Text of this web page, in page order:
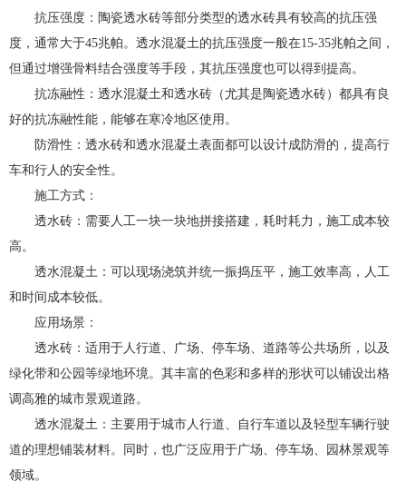
抗压强度：陶瓷透水砖等部分类型的透水砖具有较高的抗压强
度，通常大于45兆帕。透水混凝土的抗压强度一般在15-35兆帕之间，
但通过增强骨料结合强度等手段，其抗压强度也可以得到提高。
抗冻融性：透水混凝土和透水砖（尤其是陶瓷透水砖）都具有良
好的抗冻融性能，能够在寒冷地区使用。
防滑性：透水砖和透水混凝土表面都可以设计成防滑的，提高行
车和行人的安全性。
施工方式：
透水砖：需要人工一块一块地拼接搭建，耗时耗力，施工成本较
高。
透水混凝土：可以现场浇筑并统一振捣压平，施工效率高，人工
和时间成本较低。
应用场景：
透水砖：适用于人行道、广场、停车场、道路等公共场所，以及
绿化带和公园等绿地环境。其丰富的色彩和多样的形状可以铺设出格
调高雅的城市景观道路。
透水混凝土：主要用于城市人行道、自行车道以及轻型车辆行驶
道的理想铺装材料。同时，也广泛应用于广场、停车场、园林景观等
领域。